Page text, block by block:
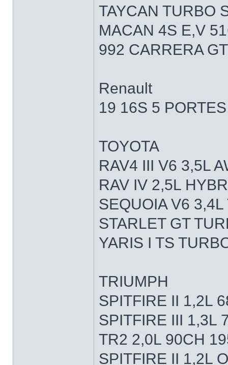
TAYCAN TURBO
MACAN 4S E,V
992 CARRERA
Renault
19 16S 5
TOYOTA
RAV4 III V6 3,5L
RAV IV 2,5L
SEQUOIA V6
STARLET GT
YARIS I TS
TRIUMPH
SPITFIRE II 1,2L
SPITFIRE III 1,3L
TR2 2,0L 90CH
SPITFIRE II 1,2L